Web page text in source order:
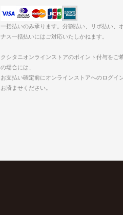
一括払いのみ承ります。分割払い、リボ払い、
ナス一括払いにはご対応いたしかねます。
クシタニオンラインストアのポイント付与をご
の場合には、
お支払い確定前にオンラインストアへのログイ
お済ませください。